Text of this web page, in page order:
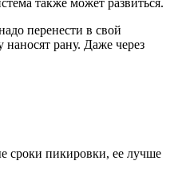
перенести в свой
рану. Даже через
сроки пикировки, ее лучше